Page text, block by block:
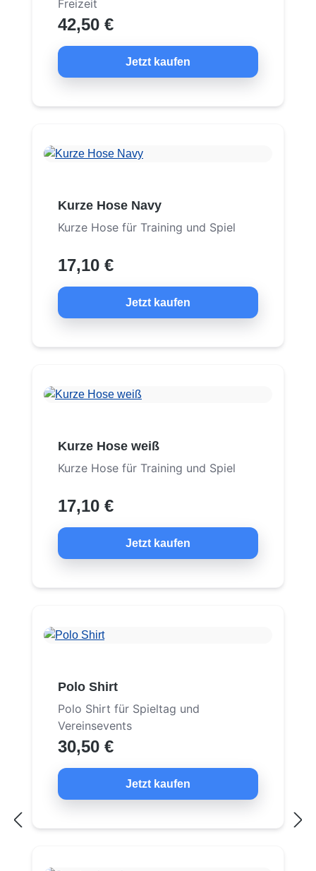
Freizeit
42,50 €
Jetzt kaufen
Kurze Hose Navy
Kurze Hose für Training und Spiel
17,10 €
Jetzt kaufen
Kurze Hose weiß
Kurze Hose für Training und Spiel
17,10 €
Jetzt kaufen
Polo Shirt
Polo Shirt für Spieltag und
Vereinsevents
30,50 €
Jetzt kaufen